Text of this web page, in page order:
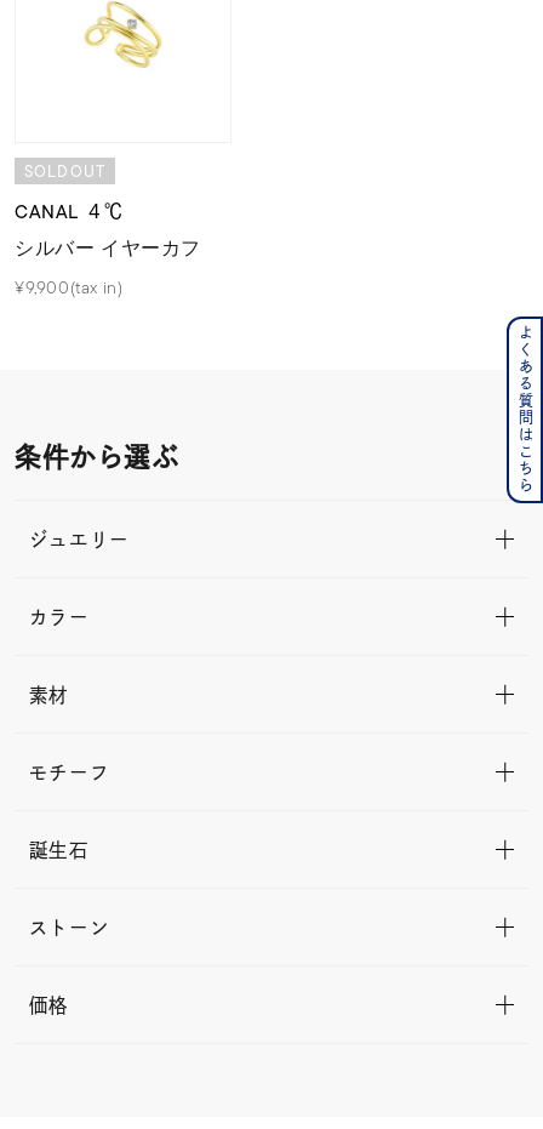
SOLDOUT
CANAL ４℃
シルバー イヤーカフ
¥9,900(tax in)
条件から選ぶ
ジュエリー
カラー
素材
モチーフ
誕生石
ストーン
価格
よくある質問はこちら